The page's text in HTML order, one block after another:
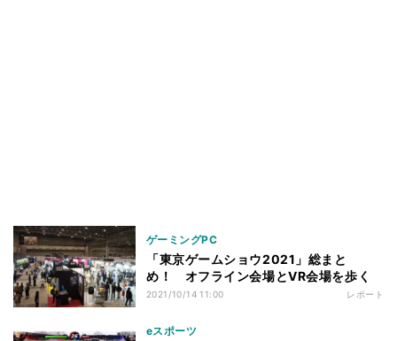
ゲーミングPC
「東京ゲームショウ2021」総まと
め！ オフライン会場とVR会場を歩く
2021/10/14 11:00 レポート
eスポーツ